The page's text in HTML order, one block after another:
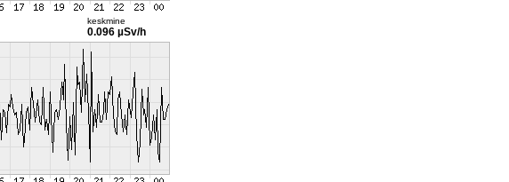
keskmine
0.096 µSv/h